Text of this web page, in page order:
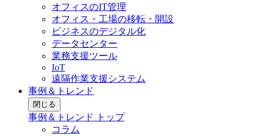
オフィスのIT管理
オフィス・工場の移転・開設
ビジネスのデジタル化
データセンター
業務支援ツール
IoT
遠隔作業支援システム
事例＆トレンド
閉じる
事例＆トレンド トップ
コラム